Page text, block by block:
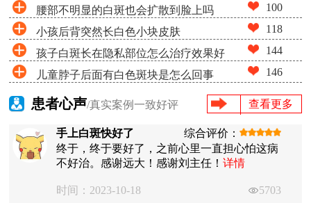
腰部不明显的白斑也会扩散到脸上吗 100
小孩后背突然长白色小块皮肤 118
孩子白斑长在隐私部位怎么治疗效果好 144
儿童脖子后面有白色斑块是怎么回事 146
患者心声/真实案例一致好评 查看更多
手上白斑快好了
综合评价：
终于，终于要好了，之前心里一直担心怕这病
不好治。感谢远大！感谢刘主任！详情
时间：2023-10-18 5703